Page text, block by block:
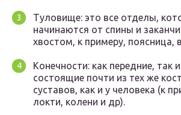
Туловище: это все отделы,
начинаются от спины и
хвостом, к примеру, поясница,
Конечности: как передние, так
состоящие почти из тех же
суставов, как и у человека (к
локти, колени и др).